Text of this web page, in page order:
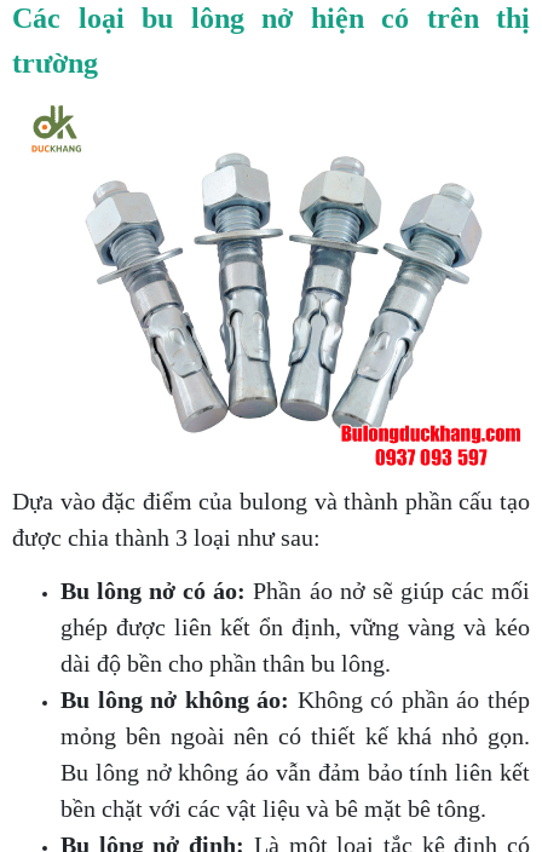
Các loại bu lông nở hiện có trên thị
trường
Dựa vào đặc điểm của bulong và thành phần cấu tạo
được chia thành 3 loại như sau:
Bu lông nở có áo:Phần áo nở sẽ giúp các mối
ghép được liên kết ổn định, vững vàng và kéo
dài độ bền cho phần thân bu lông.
Bu lông nở không áo: Không có phần áo thép
mỏng bên ngoài nên có thiết kế khá nhỏ gọn.
Bu lông nở không áo vẫn đảm bảo tính liên kết
bền chặt với các vật liệu và bê mặt bê tông.
Bu lông nở đinh: Là một loại tắc kê đinh có